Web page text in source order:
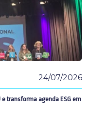
24/07/2026
e transforma agenda ESG em